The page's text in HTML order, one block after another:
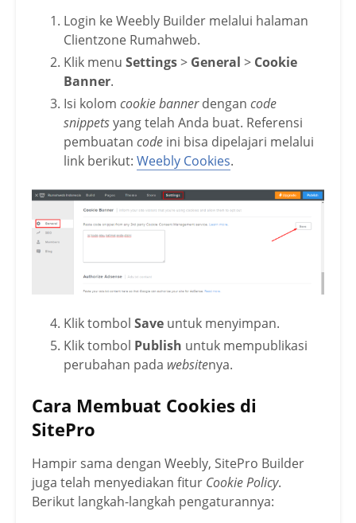
Login ke Weebly Builder melalui halaman
Clientzone Rumahweb.
Klik menu Settings> General > Cookie
Banner.
Isi kolom cookie bannerdengan code
snippetsyang telah Anda buat. Referensi
pembuatan code ini bisa dipelajari melalui
link berikut: Weebly Cookies.
Klik tombol Save untuk menyimpan.
Klik tombol Publish untuk mempublikasi
perubahan pada websitenya.
Cara Membuat Cookies di
SitePro
Hampir sama dengan Weebly, SitePro Builder
juga telah menyediakan fitur Cookie Policy.
Berikut langkah-langkah pengaturannya: